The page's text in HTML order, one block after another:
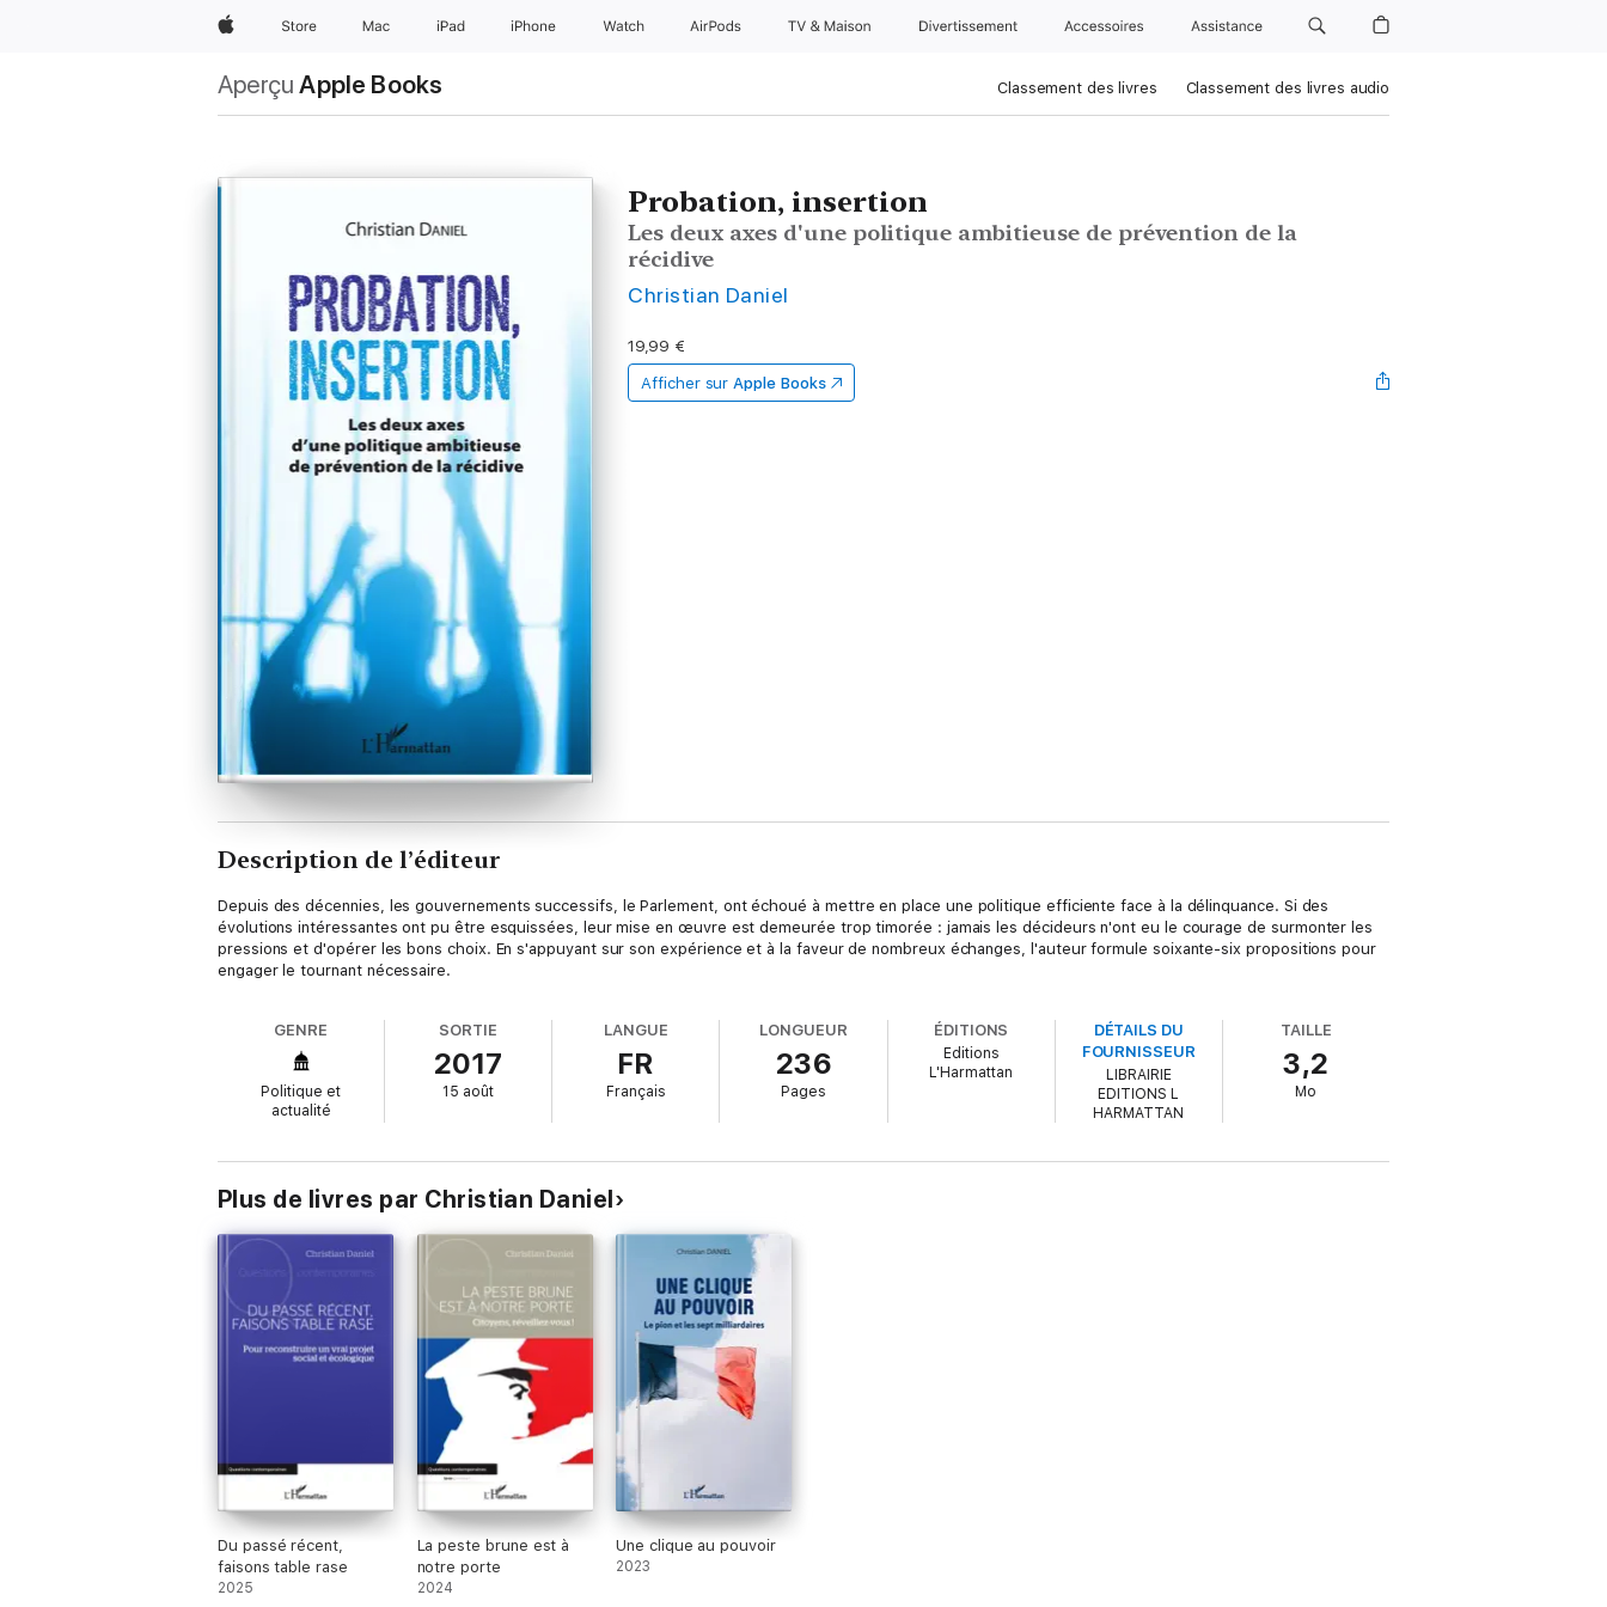
AppleStore Mac iPad iPhone Watch AirPods TV & Maison Divertissements Accessoires Assistance
Aperçu Apple Books Classement des livres Classement des livres audio
Probation, insertion
Les deux axes d'une politique ambitieuse de prévention de la
récidive
Christian Daniel
19,99 €
Afficher sur Apple Books
Description de l’éditeur
Depuis des décennies, les gouvernements successifs, le Parlement, ont échoué à mettre en place une politique efficiente face à la délinquance. Si des
évolutions intéressantes ont pu être esquissées, leur mise en œuvre est demeurée trop timorée : jamais les décideurs n'ont eu le courage de surmonter les
pressions et d'opérer les bons choix. En s'appuyant sur son expérience et à la faveur de nombreux échanges, l'auteur formule soixante-six propositions pour
engager le tournant nécessaire.
GENRE
Politique et
actualité
SORTIE
2017
15 août
LANGUE
FR
Français
LONGUEUR
236
Pages
ÉDITIONS
Editions
L'Harmattan
DÉTAILS DU
FOURNISSEUR
LIBRAIRIE
EDITIONS L
HARMATTAN
TAILLE
3,2
Mo
Plus de livres par Christian Daniel
Du passé récent,
faisons table rase
2025
La peste brune est à
notre porte
2024
Une clique au pouvoir
2023